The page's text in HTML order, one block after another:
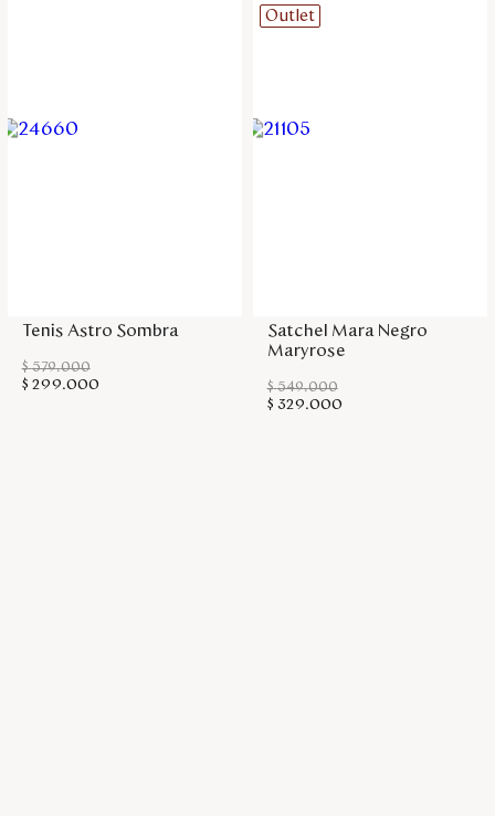
Tenis Astro Sombra
$ 579.000
$ 299.000
Outlet
Satchel Mara Negro
Maryrose
$ 549.000
$ 329.000